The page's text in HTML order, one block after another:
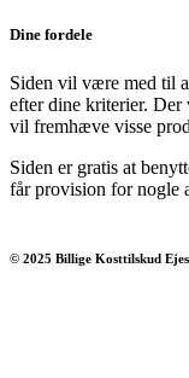
Dine fordele
Siden vil være med til
efter dine kriterier.
vil fremhæve visse
Siden er gratis at
får provision for nogle
© 2025 Billige Kosttilskud